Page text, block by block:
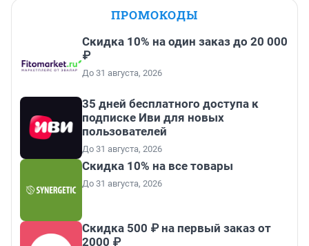
ПРОМОКОДЫ
Скидка 10% на один заказ до 20 000
₽
До 31 августа, 2026
35 дней бесплатного доступа к
подписке Иви для новых
пользователей
До 31 августа, 2026
Скидка 10% на все товары
До 31 августа, 2026
Скидка 500 ₽ на первый заказ от
2000 ₽